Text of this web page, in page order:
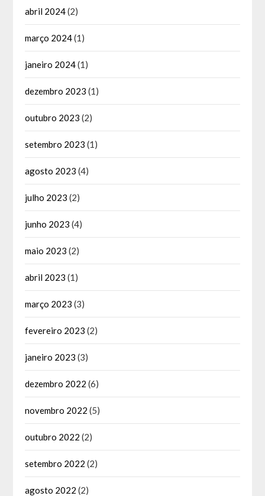
abril 2024(2)
março 2024(1)
janeiro 2024(1)
dezembro 2023 (1)
outubro 2023 (2)
setembro 2023 (1)
agosto 2023 (4)
julho 2023 (2)
junho 2023 (4)
maio 2023 (2)
abril 2023 (1)
março 2023 (3)
fevereiro 2023 (2)
janeiro 2023 (3)
dezembro 2022 (6)
novembro 2022 (5)
outubro 2022 (2)
setembro 2022 (2)
agosto 2022 (2)